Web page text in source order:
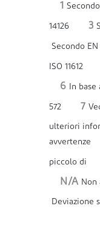
1
14126 3
Secondo EN
ISO 11612
6 In base
572 7
ulteriori
avvertenze
piccolo di
N/A Non
Deviazione